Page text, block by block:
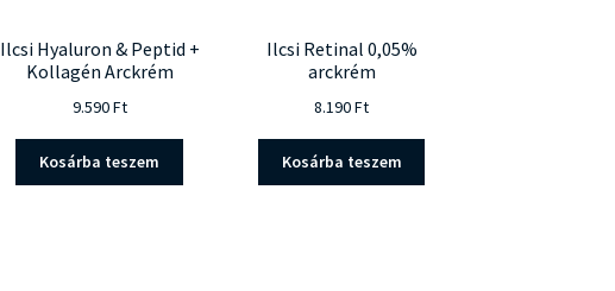
Ilcsi Hyaluron & Peptid +
Kollagén Arckrém
9.590Ft
Kosárba teszem
Ilcsi Retinal 0,05%
arckrém
8.190Ft
Kosárba teszem